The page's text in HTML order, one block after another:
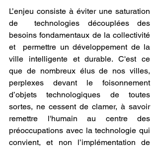
L’enjeu consiste à éviter une saturation
de  technologies découplées des
besoins fondamentaux de la collectivité
et  permettre un développement de la
ville intelligente et durable. C'est ce
que de nombreux élus de nos villes,
perplexes devant le foisonnement
d’objets technologiques de toutes
sortes, ne cessent de clamer, à savoir
remettre l'humain au centre des
préoccupations avec la technologie qui
convient, et non l’implémentation de